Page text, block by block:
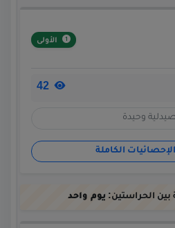
الأولى
صيدلية وحيدة
الكاملة
بين الحراستين: يوم واحد